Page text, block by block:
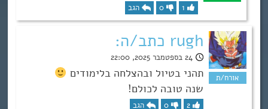
1
0 הגב
rugh כתב/ה:
24 בספטמבר 2025, 22:00
תהני בטיול ובהצלחה בלימודים
שנה טובה לכולם!
2
0 הגב